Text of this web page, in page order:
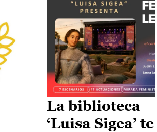
La biblioteca
‘Luisa Sigea’ te